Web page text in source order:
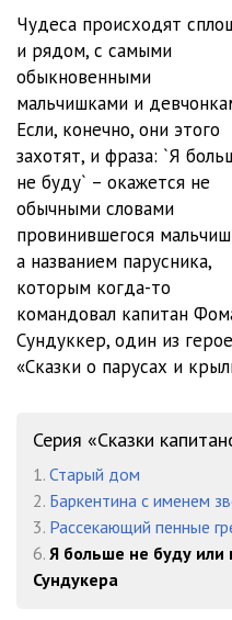
Track- 084
Track- 085
Track- 087
Track- 088
Track- 090
Track- 091
Track- 094
Track- 095
Track- 096
Чудеса происходят
и рядом, с самыми
обыкновенными
мальчишками и
Если, конечно, они этого
захотят, и фраза: `Я
не буду` – окажется не
обычными словами
провинившегося
а названием парусника,
которым когда-то
командовал капитан
Сундуккер, один из
«Сказки о парусах и
Серия «Сказки
1. Старый дом
2. Баркентина с именем
3. Рассекающий пенные
6. Я больше не буду или
Сундукера